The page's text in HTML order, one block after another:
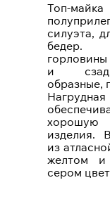
Топ-майка
силуэта,
бедер.
и
образные,
хорошую
изделия.
из
желтом и
сером